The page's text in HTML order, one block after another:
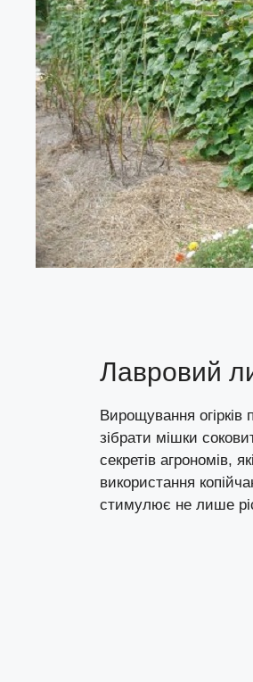
Лавровий
Вирощування
зібрати мішки
секретів агрономів,
використання
стимулює не лише